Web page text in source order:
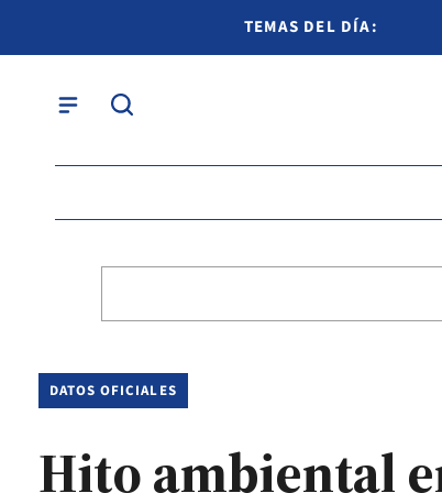
TEMAS DEL DÍA:
DATOS OFICIALES
Hito ambiental